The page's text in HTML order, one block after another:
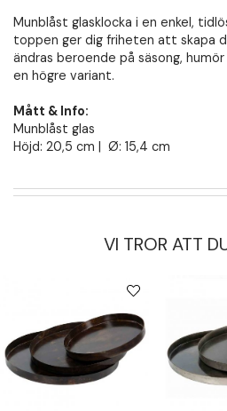
Munblåst glasklocka i en enkel,
toppen ger dig friheten att skapa
ändras beroende på säsong,
en högre variant.
Mått & Info:
Munblåst glas
Höjd: 20,5 cm | Ø: 15,4 cm
VI TROR ATT